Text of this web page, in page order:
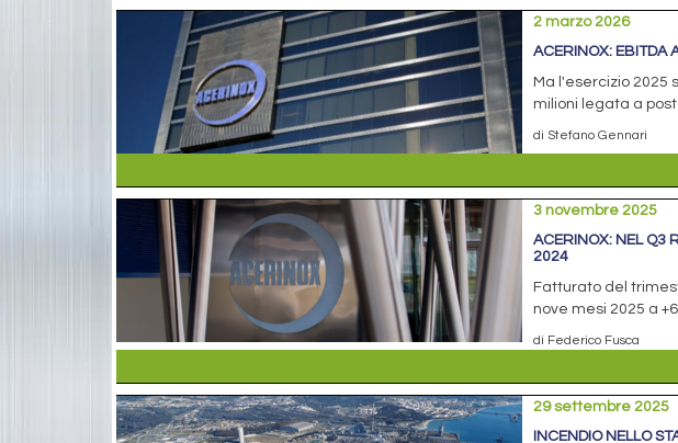
2 marzo 2026
ACERINOX: EBITDA
Ma l'esercizio 2025
milioni legata a
di Stefano Gennari
3 novembre 2025
ACERINOX: NEL Q3
2024
Fatturato del
nove mesi 2025 a
di Federico Fusca
29 settembre 2025
INCENDIO NELLO